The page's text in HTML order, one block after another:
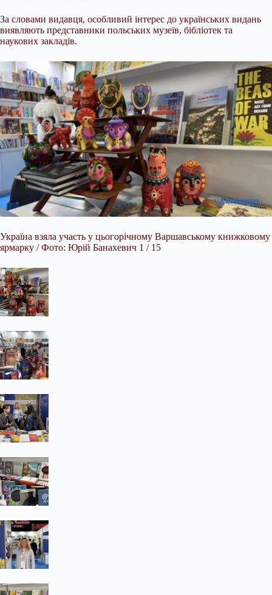
За словами видавця, особливий інтерес до українських видань
виявляють представники польських музеїв, бібліотек та
наукових закладів.
Україна взяла участь у цьогорічному Варшавському книжковому
ярмарку / Фото: Юрій Банахевич 1 / 15